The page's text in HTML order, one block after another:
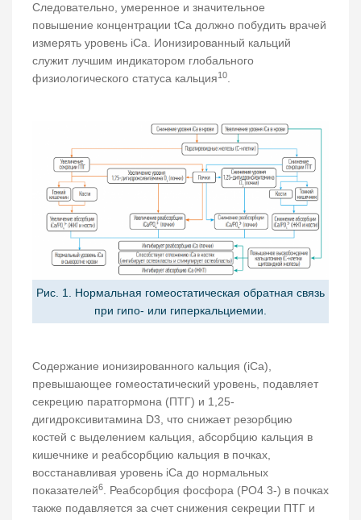
Следовательно, умеренное и значительное
повышение концентрации tCa должно побудить врачей
измерять уровень iCa. Ионизированный кальций
служит лучшим индикатором глобального
физиологического статуса кальция10.
Рис. 1. Нормальная гомеостатическая обратная связь
при гипо- или гиперкальциемии.
Содержание ионизированного кальция (iCa),
превышающее гомеостатический уровень, подавляет
секрецию паратгормона (ПТГ) и 1,25-
дигидроксивитамина D3, что снижает резорбцию
костей с выделением кальция, абсорбцию кальция в
кишечнике и реабсорбцию кальция в почках,
восстанавливая уровень iCa до нормальных
показателей6
. Реабсорбция фосфора (PO4 3-) в почках
также подавляется за счет снижения секреции ПТГ и